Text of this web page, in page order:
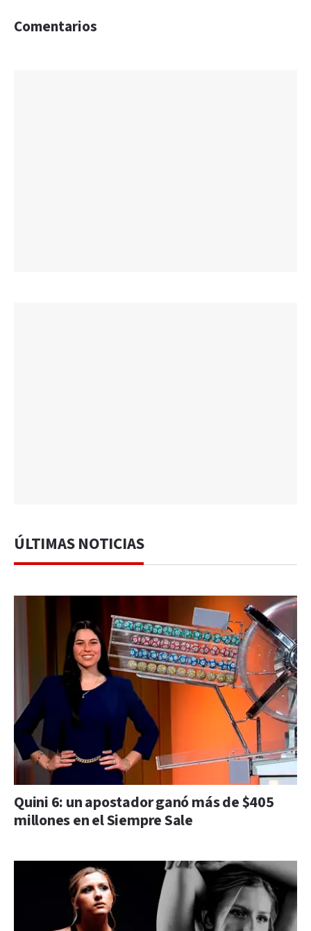
Comentarios
ÚLTIMAS NOTICIAS
Quini 6: un apostador ganó más de $405
millones en el Siempre Sale